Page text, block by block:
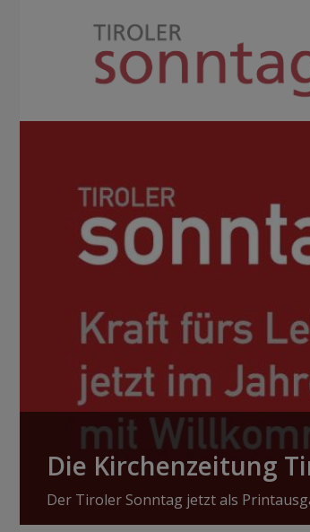
Die Kirchenzeitung
Der Tiroler Sonntag jetzt als